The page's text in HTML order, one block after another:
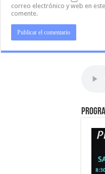
correo electrónico y web en
comente.